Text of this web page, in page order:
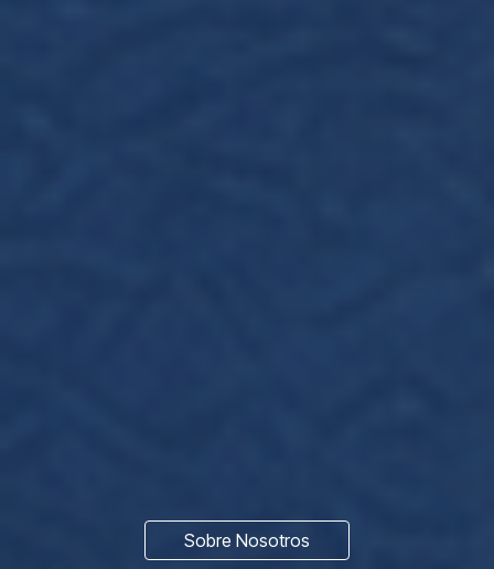
Sobre Nosotros